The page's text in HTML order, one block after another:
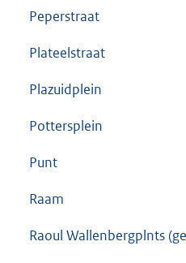
Peperstraat
Plateelstraat
Plazuidplein
Pottersplein
Punt
Raam
Raoul Wallenbergplnts